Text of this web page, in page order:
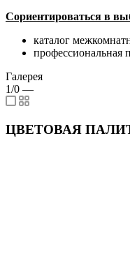
Сориентироваться в
каталог
профессиональная
Галерея
1/0 —
ЦВЕТОВАЯ